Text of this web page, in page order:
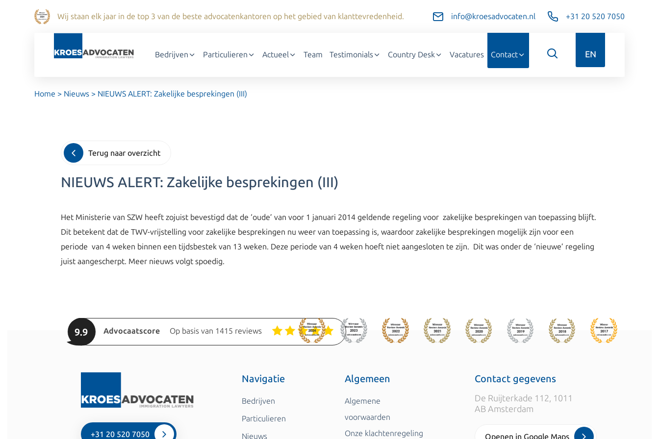
Wij staan elk jaar in de top 3 van de beste advocatenkantoren op het gebied van klanttevredenheid. info@kroesadvocaten.nl +31 20 520 7050
Bedrijven Particulieren Actueel Team Testimonials Country Desk Vacatures Contact EN
Home > Nieuws > NIEUWS ALERT: Zakelijke besprekingen (III)
Terug naar overzicht
NIEUWS ALERT: Zakelijke besprekingen (III)
Het Ministerie van SZW heeft zojuist bevestigd dat de ‘oude’ van voor 1 januari 2014 geldende regeling voor zakelijke besprekingen van toepassing blijft.
Dit betekent dat de TWV-vrijstelling voor zakelijke besprekingen nu weer van toepassing is, waardoor zakelijke besprekingen mogelijk zijn voor een
periode van 4 weken binnen een tijdsbestek van 13 weken. Deze periode van 4 weken hoeft niet aangesloten te zijn. Dit was onder de ‘nieuwe’ regeling
juist aangescherpt. Meer nieuws volgt spoedig.
9.9 Advocaatscore Op basis van 1415 reviews
+31 20 520 7050
Navigatie
Bedrijven
Particulieren
Nieuws
Algemeen
Algemene
voorwaarden
Onze klachtenregeling
Contact gegevens
De Ruijterkade 112, 1011
AB Amsterdam
Openen in Google Maps